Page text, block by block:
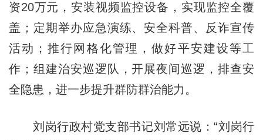
资20万元，安装视频监控设备，实现监控全覆
盖；定期举办应急演练、安全科普、反诈宣传
活动；推行网格化管理，做好平安建设等工
作；组建治安巡逻队，开展夜间巡逻，排查安
全隐患，进一步提升群防群治能力。
刘岗行政村党支部书记刘常远说：“刘岗行